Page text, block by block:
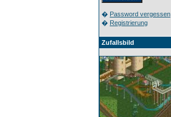
� Password vergessen
� Registrierung
Zufallsbild